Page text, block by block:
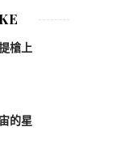
槍上
的星